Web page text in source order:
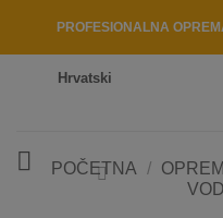
PROFESIONALNA
Hrvatski
POČETNA /